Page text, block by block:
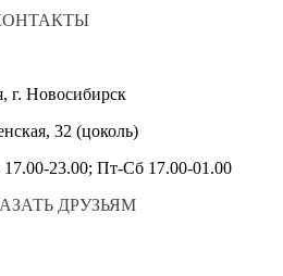
г. Новосибирск
32 (цоколь)
23.00; Пт-Сб 17.00-01.00
ДРУЗЬЯМ